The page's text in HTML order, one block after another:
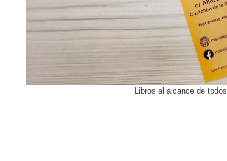
Libros al alcance de todos